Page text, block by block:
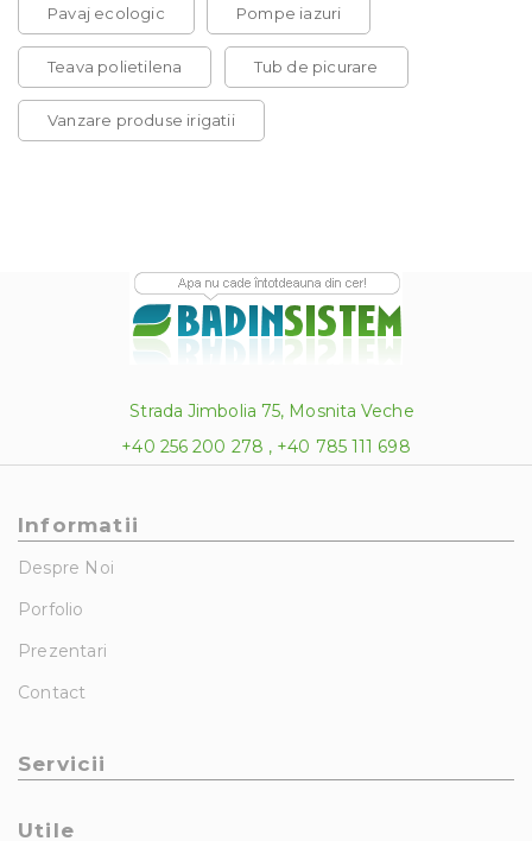
Pavaj ecologic Pompe iazuri
Teava polietilena Tub de picurare
Vanzare produse irigatii
Strada Jimbolia 75, Mosnita Veche
+40 256 200 278 , +40 785 111 698
Informatii
Despre Noi
Porfolio
Prezentari
Contact
Servicii
Utile